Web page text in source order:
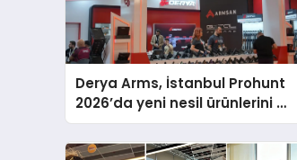
Derya Arms, İstanbul Prohunt
2026’da yeni nesil ürünlerini ve
global marka vizyonunu
sergiledi